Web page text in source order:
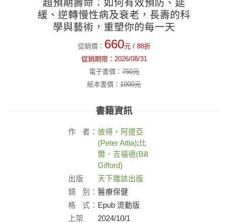
超預期壽命：如何有效預防、延
緩、逆轉慢性病及衰老，長壽的科
學與藝術，重塑你的每一天
促銷價： 660元 / 88折
促銷期限： 2026/08/31
電子書價：750元
紙本書價： 1000元
書籍資訊
作 者： 彼得‧阿提亞
(Peter Attia); 比
爾．吉福德(Bill
Gifford)
出版
社：
天下雜誌出版
類
別： 醫療保健
格
式： Epub 流動版
上架
2024/10/1